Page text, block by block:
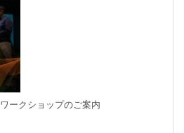
ークショップのご案内